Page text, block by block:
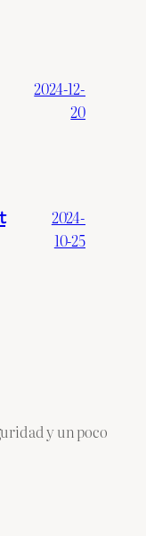
2024-12-
20
2024-
10-25
y un poco